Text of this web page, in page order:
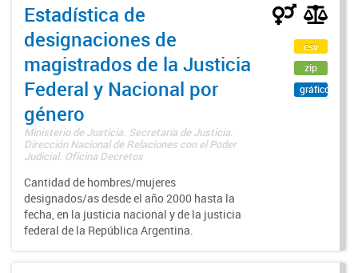
Estadística de
designaciones de
magistrados de la Justicia
Federal y Nacional por
género
Ministerio de Justicia. Secretaría de Justicia.
Dirección Nacional de Relaciones con el Poder
Judicial. Oficina Decretos
Cantidad de hombres/mujeres
designados/as desde el año 2000 hasta la
fecha, en la justicia nacional y de la justicia
federal de la República Argentina.
csv
zip
gráfico